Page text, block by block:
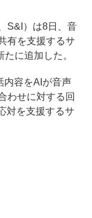
S&I）は8日、音
有を支援するサ
に追加した。
容をAIが音声
わせに対する回
対を支援するサ